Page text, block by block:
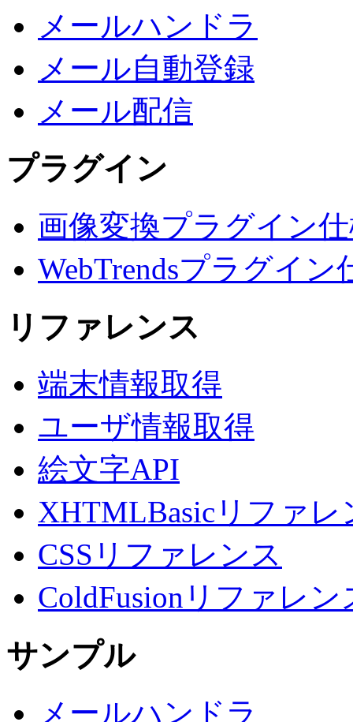
メールハンドラ
メール自動登録
メール配信
プラグイン
画像変換プラグイン
WebTrendsプラグイン
リファレンス
端末情報取得
ユーザ情報取得
絵文字API
XHTMLBasicリファレ
CSSリファレンス
ColdFusionリファレン
サンプル
メールハンドラ